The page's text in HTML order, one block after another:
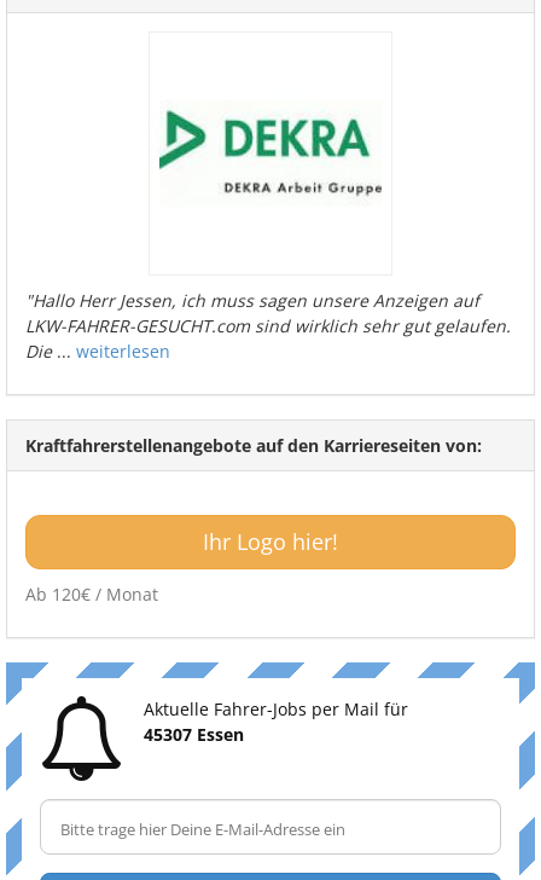
"Hallo Herr Jessen, ich muss sagen unsere Anzeigen auf
LKW-FAHRER-GESUCHT.com sind wirklich sehr gut gelaufen.
Die... weiterlesen
Kraftfahrerstellenangebote auf den Karriereseiten von:
Ihr Logo hier!
Ab 120€ / Monat
Aktuelle Fahrer-Jobs per Mail für
45307 Essen